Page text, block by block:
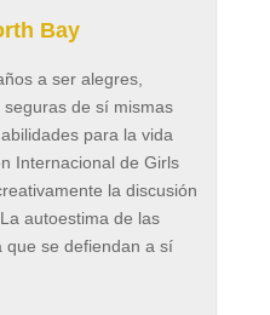
Bay
a ser alegres,
de sí mismas
para la vida
Internacional de Girls
la discusión
autoestima de las
que se defiendan a sí